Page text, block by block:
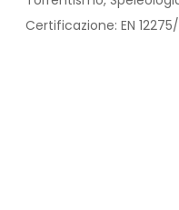
Certificazione: EN